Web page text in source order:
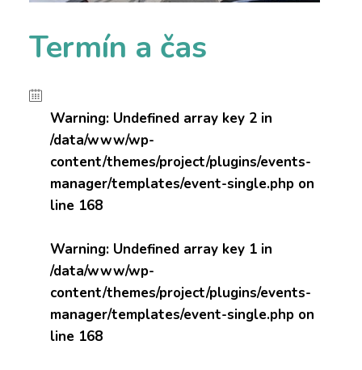
Termín a čas
Warning: Undefined array key 2 in
/data/www/wp-
content/themes/project/plugins/events-
manager/templates/event-single.phpon
line 168
Warning: Undefined array key 1 in
/data/www/wp-
content/themes/project/plugins/events-
manager/templates/event-single.phpon
line 168